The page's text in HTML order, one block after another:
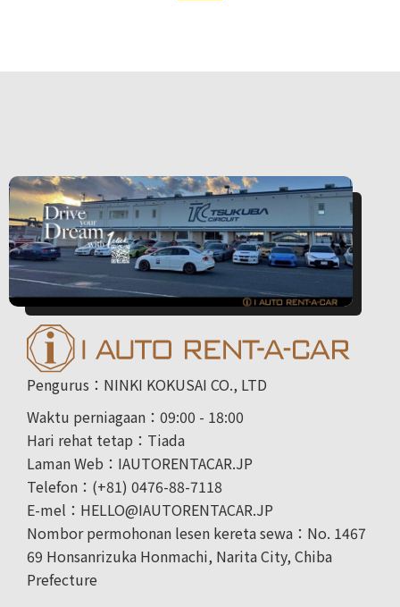
Pengurus：NINKI KOKUSAI CO., LTD
Waktu perniagaan：09:00 - 18:00
Hari rehat tetap：Tiada
Laman Web：IAUTORENTACAR.JP
Telefon：(+81) 0476-88-7118
E-mel：HELLO@IAUTORENTACAR.JP
Nombor permohonan lesen kereta sewa：No. 1467
69 Honsanrizuka Honmachi, Narita City, Chiba
Prefecture